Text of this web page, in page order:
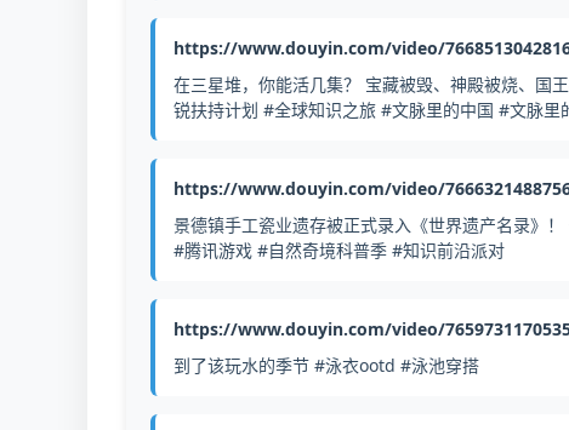
https://www.douyin.com/video/
在三星堆，你能活几集？ 宝藏被毁、神殿被烧、国
锐扶持计划 #全球知识之旅 #文脉里的中国 #文脉里
https://www.douyin.com/video/
景德镇手工瓷业遗存被正式录入《世界遗产名录》
#腾讯游戏 #自然奇境科普季 #知识前沿派对
https://www.douyin.com/video/
到了该玩水的季节 #泳衣ootd #泳池穿搭